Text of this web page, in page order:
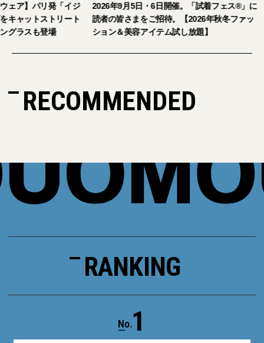
ア】パリ発「イジ
ャットストリート
ラスも登場
2026年9月5日・6日開催。「試着フェス®︎」に
読者の皆さまをご招待。【2026年秋冬ファッ
ション＆美容アイテム試し放題】
RECOMMENDED
RANKING
1